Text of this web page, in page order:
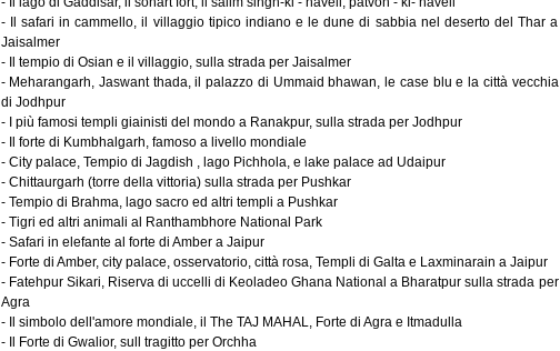
- Il safari in cammello, il villaggio tipico indiano e le dune di sabbia nel deserto del Thar a
Jaisalmer
- Il tempio di Osian e il villaggio, sulla strada per Jaisalmer
- Meharangarh, Jaswant thada, il palazzo di Ummaid bhawan, le case blu e la città vecchia
di Jodhpur
- I più famosi templi giainisti del mondo a Ranakpur, sulla strada per Jodhpur
- Il forte di Kumbhalgarh, famoso a livello mondiale
- City palace, Tempio di Jagdish , lago Pichhola, e lake palace ad Udaipur
- Chittaurgarh (torre della vittoria) sulla strada per Pushkar
- Tempio di Brahma, lago sacro ed altri templi a Pushkar
- Tigri ed altri animali al Ranthambhore National Park
- Safari in elefante al forte di Amber a Jaipur
- Forte di Amber, city palace, osservatorio, città rosa, Templi di Galta e Laxminarain a Jaipur
- Fatehpur Sikari, Riserva di uccelli di Keoladeo Ghana National a Bharatpur sulla strada per
Agra
- Il simbolo dell'amore mondiale, il The TAJ MAHAL, Forte di Agra e Itmadulla
- Il Forte di Gwalior, sull tragitto per Orchha